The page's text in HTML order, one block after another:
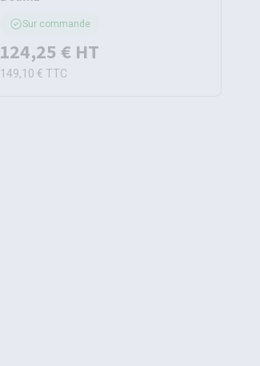
Sur commande
124,25 € HT
149,10 € TTC